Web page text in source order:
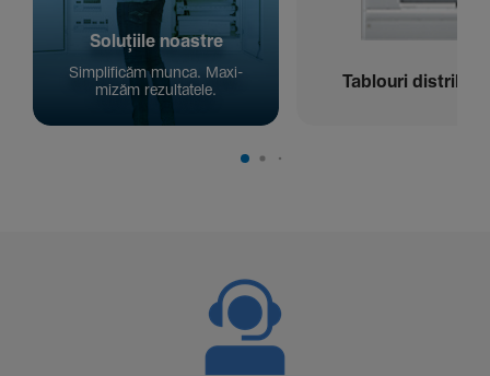
Solu­țiile noastre
Simpli­ficăm munca. Maxi­
mizăm rezul­ta­tele.
Tablouri